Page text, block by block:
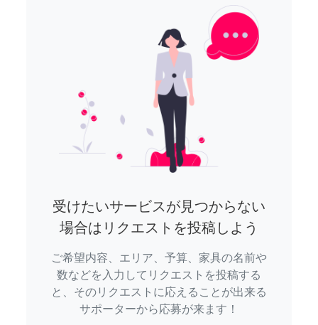
受けたいサービスが見つからない
場合はリクエストを投稿しよう
ご希望内容、エリア、予算、家具の名前や
数などを入力してリクエストを投稿する
と、そのリクエストに応えることが出来る
サポーターから応募が来ます！